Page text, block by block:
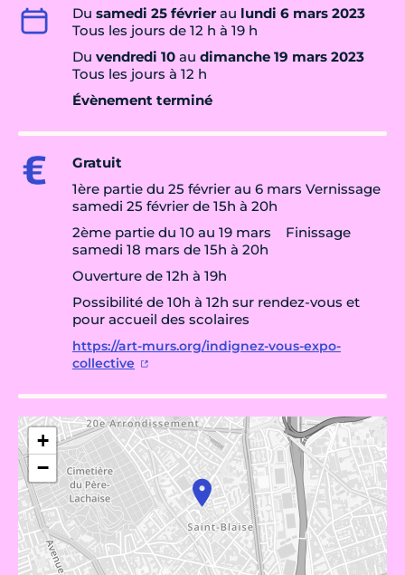
Du samedi 25 févrierau lundi 6 mars 2023
Tous les jours de 12 h à 19 h
Du vendredi 10 au dimanche 19 mars 2023
Tous les jours à 12 h
Évènement terminé
Gratuit
1ère partie du 25 février au 6 mars Vernissage
samedi 25 février de 15h à 20h
2ème partie du 10 au 19 mars Finissage
samedi 18 mars de 15h à 20h
Ouverture de 12h à 19h
Possibilité de 10h à 12h sur rendez-vous et
pour accueil des scolaires
https://art-murs.org/indignez-vous-expo-
collective
+
−